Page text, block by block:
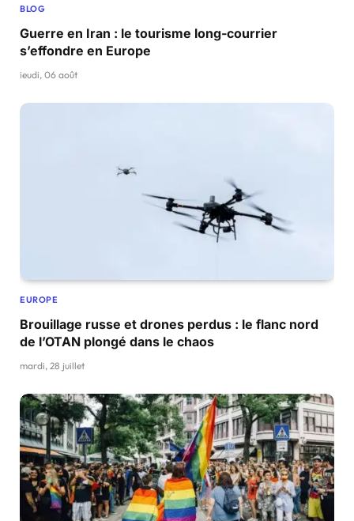
BLOG
Guerre en Iran : le tourisme long-courrier
s’effondre en Europe
jeudi, 06 août
EUROPE
Brouillage russe et drones perdus : le flanc nord
de l’OTAN plongé dans le chaos
mardi, 28 juillet